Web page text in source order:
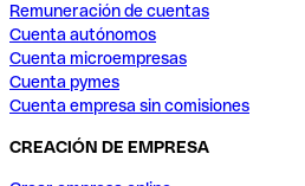
Remuneración de cuentas
Cuenta autónomos
Cuenta microempresas
Cuenta pymes
Cuenta empresa sin comisiones
CREACIÓN DE EMPRESA